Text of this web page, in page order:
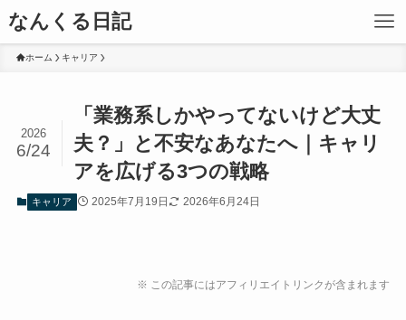
なんくる日記
ホーム キャリア
「業務系しかやってないけど大丈
夫？」と不安なあなたへ｜キャリ
アを広げる3つの戦略
2026
6/24
キャリア 2025年7月19日 2026年6月24日
※ この記事にはアフィリエイトリンクが含まれます